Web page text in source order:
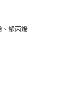
、聚丙烯